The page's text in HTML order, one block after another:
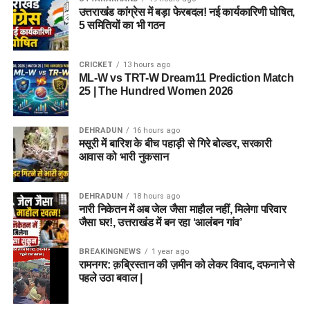
उत्तराखंड कांग्रेस में बड़ा फेरबदल! नई कार्यकारिणी घोषित,
5 समितियों का भी गठन
CRICKET 13 hours ago
ML-W vs TRT-W Dream11 Prediction Match
25 | The Hundred Women 2026
DEHRADUN 16 hours ago
मसूरी में बारिश के बीच पहाड़ी से गिरे बोल्डर, सरकारी
आवास को भारी नुकसान
DEHRADUN 18 hours ago
नारी निकेतन में अब जेल जैसा माहौल नहीं, मिलेगा परिवार
जैसा घर!, उत्तराखंड में बन रहा ‘आलंबन गांव’
BREAKINGNEWS 1 year ago
रामनगर: क़ब्रिस्तान की ज़मीन को लेकर विवाद, दफनाने से
पहले उठा बवाल |